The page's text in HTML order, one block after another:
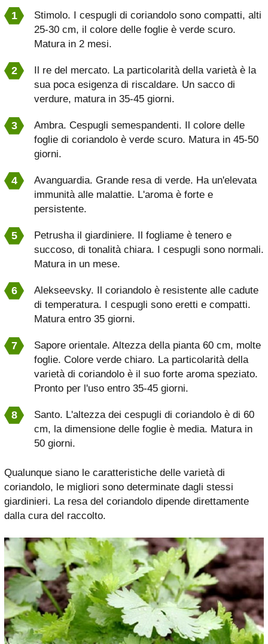
Stimolo. I cespugli di coriandolo sono compatti, alti
25-30 cm, il colore delle foglie è verde scuro.
Matura in 2 mesi.
Il re del mercato. La particolarità della varietà è la
sua poca esigenza di riscaldare. Un sacco di
verdure, matura in 35-45 giorni.
Ambra. Cespugli semespandenti. Il colore delle
foglie di coriandolo è verde scuro. Matura in 45-50
giorni.
Avanguardia. Grande resa di verde. Ha un'elevata
immunità alle malattie. L'aroma è forte e
persistente.
Petrusha il giardiniere. Il fogliame è tenero e
succoso, di tonalità chiara. I cespugli sono normali.
Matura in un mese.
Alekseevsky. Il coriandolo è resistente alle cadute
di temperatura. I cespugli sono eretti e compatti.
Matura entro 35 giorni.
Sapore orientale. Altezza della pianta 60 cm, molte
foglie. Colore verde chiaro. La particolarità della
varietà di coriandolo è il suo forte aroma speziato.
Pronto per l'uso entro 35-45 giorni.
Santo. L'altezza dei cespugli di coriandolo è di 60
cm, la dimensione delle foglie è media. Matura in
50 giorni.
Qualunque siano le caratteristiche delle varietà di
coriandolo, le migliori sono determinate dagli stessi
giardinieri. La resa del coriandolo dipende direttamente
dalla cura del raccolto.